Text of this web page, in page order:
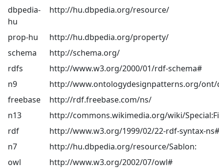
dbpedia-
hu
http://hu.dbpedia.org/resource/
prop-hu
http://hu.dbpedia.org/property/
schema
http://schema.org/
rdfs
http://www.w3.org/2000/01/rdf-schema#
n9
http://www.ontologydesignpatterns.org/ont/
freebase
http://rdf.freebase.com/ns/
n13
http://commons.wikimedia.org/wiki/
rdf
http://www.w3.org/1999/02/22-rdf-syntax-ns#
n7
http://hu.dbpedia.org/resource/Sablon:
owl
http://www.w3.org/2002/07/owl#